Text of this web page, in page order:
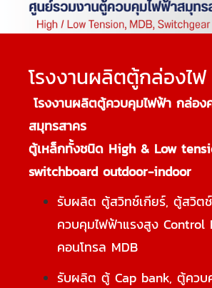
โรงงานผลิตตู้กล่องไฟ
โรงงานผลิตตู้ควบคุมไฟฟ้า กล่อง
สมุทรสาคร
ตู้เหล็กทั้งชนิด High & Low
switchboard outdoor-indoor
รับผลิต ตู้สวิทช์เกียร์, ตู้สวิต
ควบคุมไฟฟ้าแรงสูง Control
คอนโทรล MDB
รับผลิต ตู้ Cap bank, ตู้ควบ